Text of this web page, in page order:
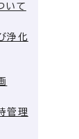
いて
浄化
管理